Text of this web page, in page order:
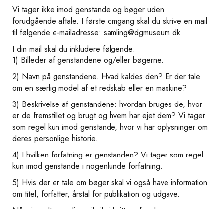
Vi tager ikke imod genstande og bøger uden
forudgående aftale. I første omgang skal du skrive en mail
til følgende e-mailadresse: samling@dgmuseum.dk
I din mail skal du inkludere følgende:
1) Billeder af genstandene og/eller bøgerne.
2) Navn på genstandene. Hvad kaldes den? Er der tale
om en særlig model af et redskab eller en maskine?
3) Beskrivelse af genstandene: hvordan bruges de, hvor
er de fremstillet og brugt og hvem har ejet dem? Vi tager
som regel kun imod genstande, hvor vi har oplysninger om
deres personlige historie.
4) I hvilken forfatning er genstanden? Vi tager som regel
kun imod genstande i nogenlunde forfatning.
5) Hvis der er tale om bøger skal vi også have information
om titel, forfatter, årstal for publikation og udgave.